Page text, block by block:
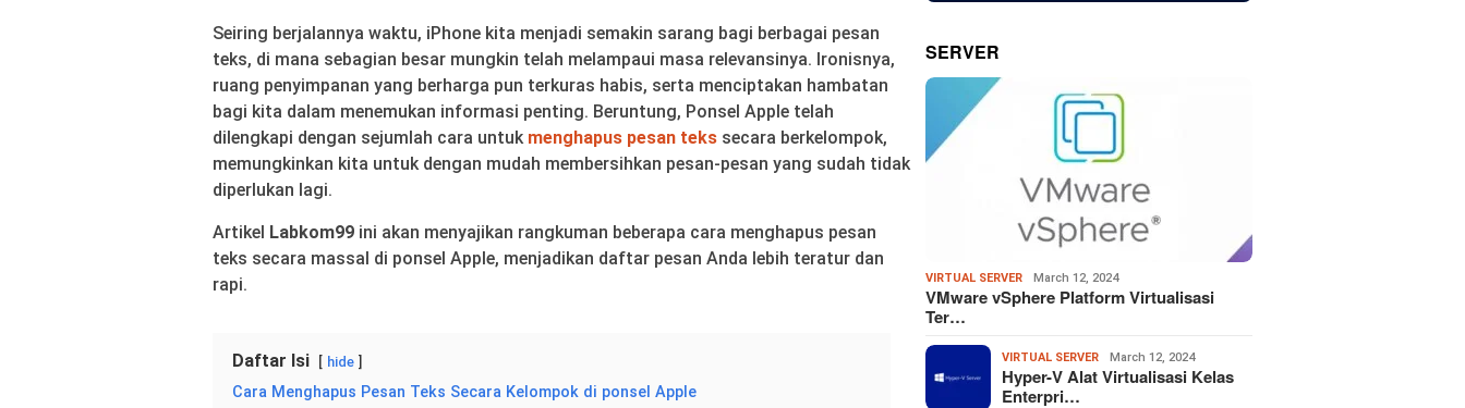
Seiring berjalannya waktu, iPhone kita menjadi semakin sarang bagi berbagai pesan
teks, di mana sebagian besar mungkin telah melampaui masa relevansinya. Ironisnya,
ruang penyimpanan yang berharga pun terkuras habis, serta menciptakan hambatan
bagi kita dalam menemukan informasi penting. Beruntung, Ponsel Apple telah
dilengkapi dengan sejumlah cara untuk menghapus pesan teks secara berkelompok,
memungkinkan kita untuk dengan mudah membersihkan pesan-pesan yang sudah tidak
diperlukan lagi.
Artikel Labkom99 ini akan menyajikan rangkuman beberapa cara menghapus pesan
teks secara massal di ponsel Apple, menjadikan daftar pesan Anda lebih teratur dan
rapi.
Daftar Isi hide
Cara Menghapus Pesan Teks Secara Kelompok di ponsel Apple
SERVER
VIRTUAL SERVER March 12, 2024
VMware vSphere Platform Virtualisasi
Ter…
VIRTUAL SERVER March 12, 2024
Hyper-V Alat Virtualisasi Kelas
Enterpri…